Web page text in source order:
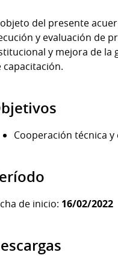
objeto del presente
y evaluación de
y mejora de la
capacitación.
Cooperación técnica
de inicio: 16/02/2022